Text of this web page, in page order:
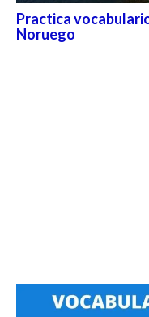
Practica
Noruego